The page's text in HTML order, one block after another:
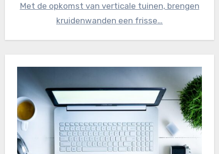
Met de opkomst van verticale tuinen, brengen
kruidenwanden een frisse…